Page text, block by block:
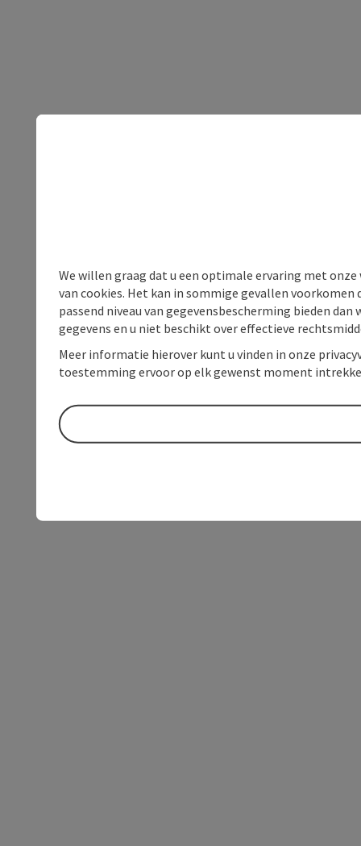
We willen graag dat u een optimale ervaring met
van cookies. Het kan in sommige gevallen voorkomen
passend niveau van gegevensbescherming bieden
gegevens en u niet beschikt over effectieve
Meer informatie hierover kunt u vinden in onze
toestemming ervoor op elk gewenst moment